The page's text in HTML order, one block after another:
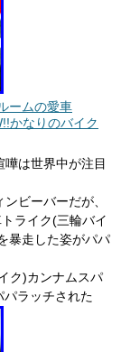
ームの愛車
かなりのバイク
は世界中が注目
ビーバーだが、
ライク(三輪バイ
暴走した姿がパパ
ク)カンナムスパ
ラッチされた